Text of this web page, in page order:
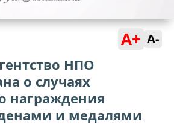
A+ A-
НПО
о случаях
награждения
и медалями